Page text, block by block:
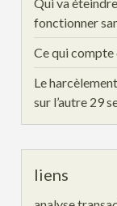
fonctionner
Ce qui compte
Le
sur l’autre 29
liens